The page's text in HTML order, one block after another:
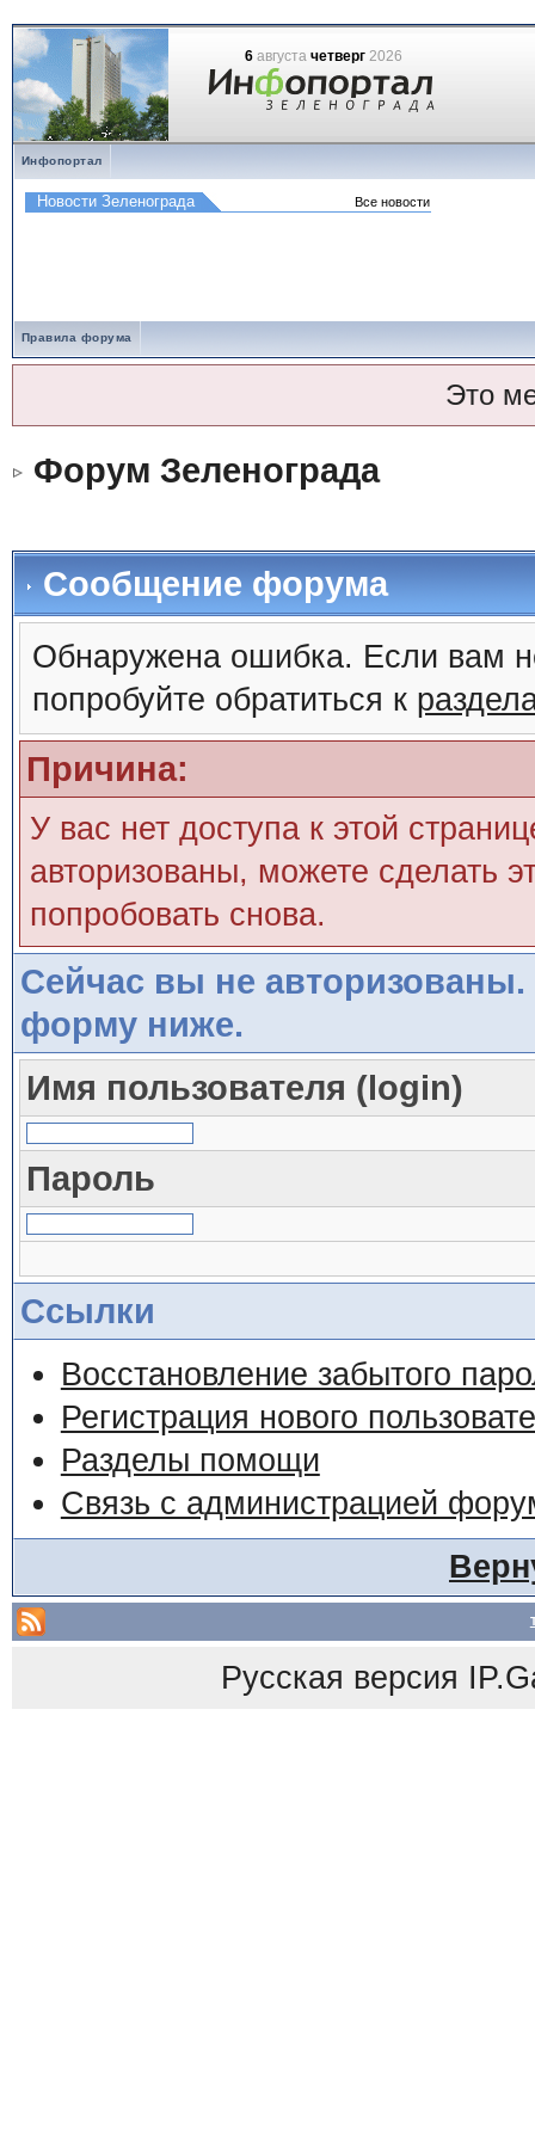
6августа четверг2026
Инфопортал
Правила форума
Это
Форум Зеленограда
Сообщение форума
Обнаружена ошибка. Если вам
попробуйте обратиться к
Причина:
У вас нет доступа к этой
авторизованы, можете сделать
попробовать снова.
Сейчас вы не авторизованы.
форму ниже.
Имя пользователя (login)
Пароль
Ссылки
Восстановление забытого
Регистрация нового
Разделы помощи
Связь с администрацией
Русская версия